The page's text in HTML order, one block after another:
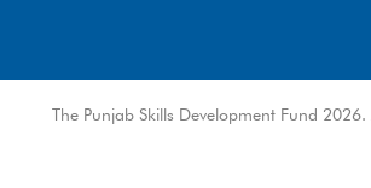
© The Punjab Skills Development Fund